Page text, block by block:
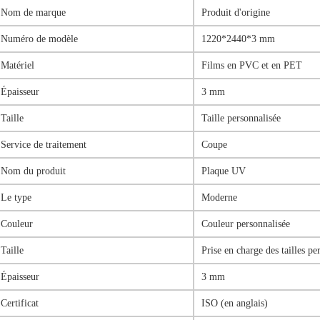
Nom de marque Produit d'origine
Numéro de modèle 1220*2440*3 mm
Matériel Films en PVC et en PET
Épaisseur 3 mm
Taille Taille personnalisée
Service de traitement Coupe
Nom du produit Plaque UV
Le type Moderne
Couleur Couleur personnalisée
Taille Prise en charge des tailles
Épaisseur 3 mm
Certificat ISO (en anglais)